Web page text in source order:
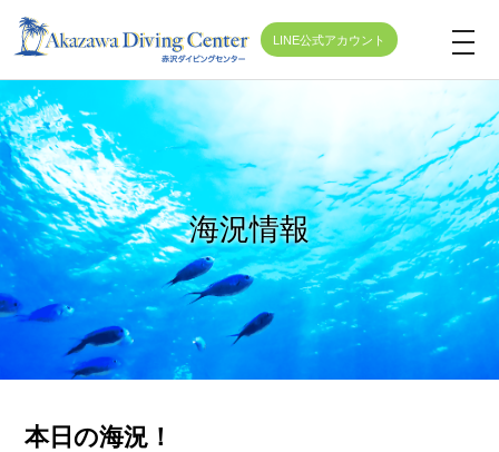
LINE公式アカウント
t
o
g
e
n
a
v
海況情報
本日の海況！